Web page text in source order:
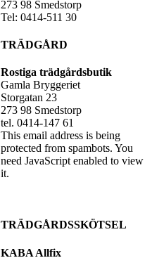
273 98 Smedstorp
Tel: 0414-511 30
TRÄDGÅRD
Rostiga trädgårdsbutik
Gamla Bryggeriet
Storgatan 23
273 98 Smedstorp
tel. 0414-147 61
This email address is being
protected from spambots. You
need JavaScript enabled to view
it.
TRÄDGÅRDSSKÖTSEL
KABA Allfix